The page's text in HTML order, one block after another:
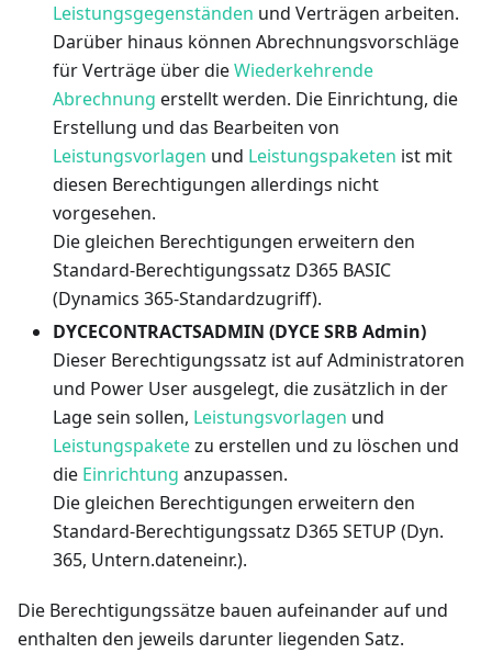
Leistungsgegenständen und Verträgen arbeiten.
Darüber hinaus können Abrechnungsvorschläge
für Verträge über dieWiederkehrende
Abrechnung erstellt werden. Die Einrichtung, die
Erstellung und das Bearbeiten von
Leistungsvorlagen und Leistungspaketen ist mit
diesen Berechtigungen allerdings nicht
vorgesehen.
Die gleichen Berechtigungen erweitern den
Standard-Berechtigungssatz D365 BASIC
(Dynamics 365-Standardzugriff).
DYCECONTRACTSADMIN (DYCE SRB Admin)
Dieser Berechtigungssatz ist auf Administratoren
und Power User ausgelegt, die zusätzlich in der
Lage sein sollen, Leistungsvorlagen und
Leistungspaketezu erstellen und zu löschen und
die Einrichtung anzupassen.
Die gleichen Berechtigungen erweitern den
Standard-Berechtigungssatz D365 SETUP (Dyn.
365, Untern.dateneinr.).
Die Berechtigungssätze bauen aufeinander auf und
enthalten den jeweils darunter liegenden Satz.